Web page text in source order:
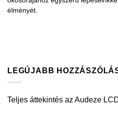
élményét.
LEGÚJABB
Teljes áttekintés az Audeze